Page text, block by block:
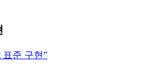
표준 구현”